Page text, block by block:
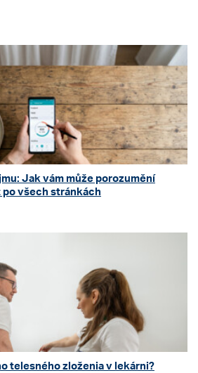
Jak vám může porozumění
všech stránkách
telesného zloženia v lekárni?